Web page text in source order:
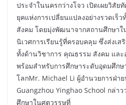
ประจำในนครกว่างโจว เปิดเผยวิสั
ยุคแห่งการเปลี่ยนแปลงอย่างรวดเร็
สังคม โดยมุ่งพัฒนาจากสถานศึกษาใ
นิเวศการเรียนรู้ที่ครอบคลุม ซึ่งส่งเ
ทั้งด้านวิชาการ คุณธรรม สังคม แล
พร้อมสำหรับการศึกษาระดับอุดมศึก
โลกMr. Michael Li ผู้อำนวยการฝ่า
Guangzhou Yinghao School กล่าว
ศึกษาในศตวรรษที่